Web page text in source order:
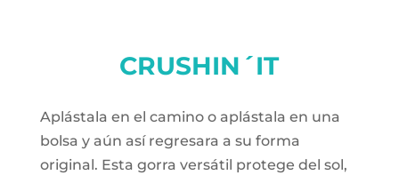
CRUSHIN´IT
Aplástala en el camino o aplástala en una
bolsa y aún así regresara a su forma
original. Esta gorra versátil protege del sol,